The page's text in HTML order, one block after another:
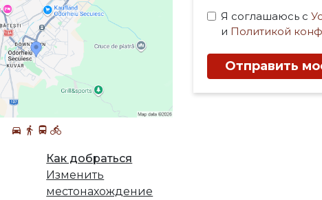
Как добраться
Изменить
местонахождение
Я соглашаюсь с
и Политикой
Отправить